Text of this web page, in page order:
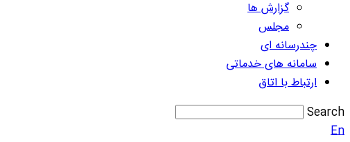
گزارش ها
مجلس
چندرسانه ای
سامانه های خدماتی
ارتباط با اتاق
Search
En